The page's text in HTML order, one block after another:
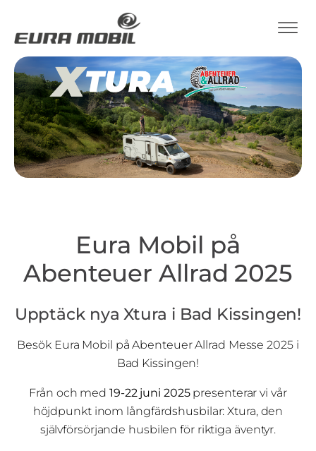
Eura Mobil på
Abenteuer Allrad 2025
Upptäck nya Xtura i Bad Kissingen!
Besök Eura Mobil på Abenteuer Allrad Messe 2025 i
Bad Kissingen!
Från och med19-22 juni 2025presenterar vi vår
höjdpunkt inom långfärdshusbilar: Xtura, den
självförsörjande husbilen för riktiga äventyr.